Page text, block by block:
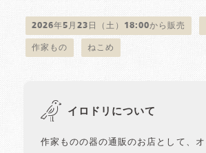
2026年5月23日（土）18:00から販売
作家もの ねこめ
イロドリについて
作家ものの器の通販のお店として、オ